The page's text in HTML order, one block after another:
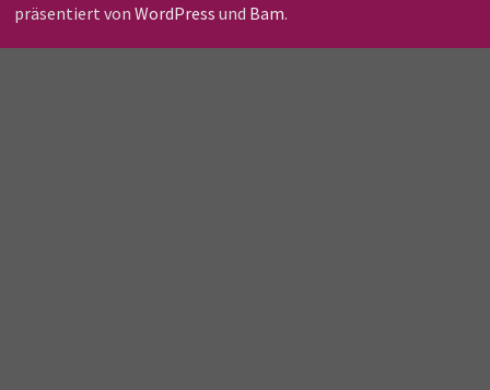
präsentiert von WordPress und Bam.